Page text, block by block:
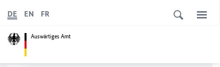
Auswärtiges Amt
DE EN FR